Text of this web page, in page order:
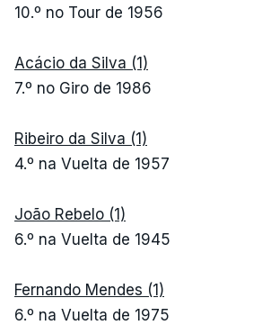
10.º no Tour de 1956
Acácio da Silva (1)
7.º no Giro de 1986
Ribeiro da Silva (1)
4.º na Vuelta de 1957
João Rebelo (1)
6.º na Vuelta de 1945
Fernando Mendes (1)
6.º na Vuelta de 1975